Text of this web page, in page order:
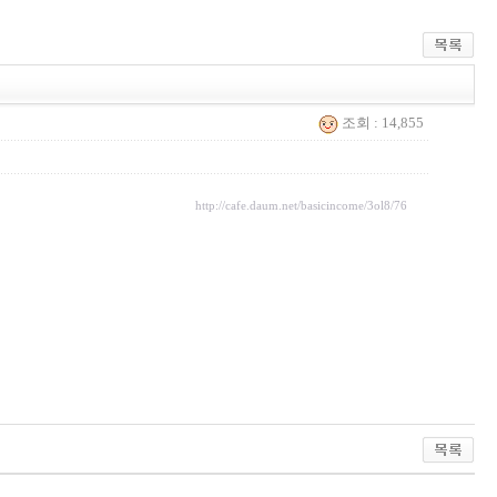
조회 : 14,855
http://cafe.daum.net/basicincome/3ol8/76